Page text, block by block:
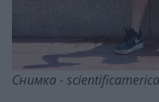
Снимка -